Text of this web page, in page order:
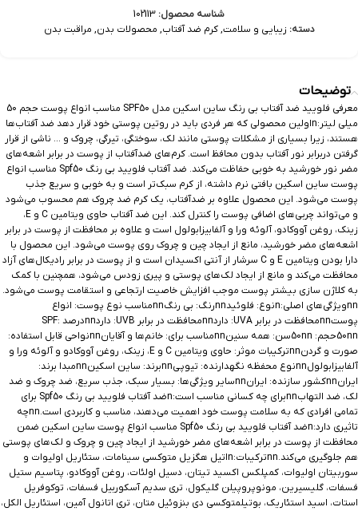
شناسه محصول: 102113
دسته: زیبایی و سلامت, کرم ضد آفتاب, محصولات بدن, مراقبت بدن
توضیحات
معرفی فلویید ضد آفتاب بی رنگ ساین اسکین مدل SPF50 مناسب انواع پوست حجم 50
میلی لیتر:nاولین محصولی که هر فردی باید در روتین پوستی خود قرار دهد ضد آفتاب‌ها
هستند، زیرا بسیاری از مشکلات پوستی مانند لک، سوختگی، تیرگی، چروک و … ناشی از قرار
گرفتن دربرابر نور آفتاب بدون محافظ است. کرم‌های ضدآفتاب از پوست در برابر اشعه‌های
مضر نور خورشید به خوبی حفاظت می‌کند. ضد آفتاب فلویید بی رنگ Spf50 مناسب انواع
پوست ساین اسکین بافتی نرم داشته، از کرم سبک‌تر است و به خوبی و سریع جذب
پوست می‌شود. این محصول علاوه بر ضدآفتاب، یک کرم ضد چروک هم محسوب می‌شود
و می‌تواند چربی‌های اضافی پوست را کنترل کند. این ضد آفتاب حاوی ویتامین C و E،
زینک، روغن آووکادو، آلوئه ورا و آلفابیزابولول است و علاوه بر محافظت از پوست در برابر
اشعه‌های مضر خورشید، مانع از ایجاد چین و چروک روی پوست می‌شود. این محصول با
دارا بودن ویتامین E و C سرشار از آنتی اکسیدان است و از پوست در برابر رادیکال‌های آزاد
محافظت می‌کند و مانع از ایجاد لک‌های پوستی و پیری زودس می‌شود، همچنین با کمک
به کلاژن سازی بیشتر پوست موجب افزایش خاصیت ارتجاعی و استقامت پوست می‌شود.
nnویژگی‌های اصلی:nنوع: فلوئیدnnرنگ: بی رنگnnمناسب نوع پوست: انواع
پوستnnمحافظت در برابر UVA: داردnnمحافظت در برابر UVB: داردnnدرصد SPF:
50nnحجم: 50nnسن: همه سنینnnمناسب برای: خانم‌ها و آقایانnnنواحی قابل استفاده:
صورت و گردنnnترکیبات موثر: حاوی ویتامین C و E، زینک، روغن آووکادو و آلوئه ورا و
آلفابیزابولولnnنوع محفظه نگهدارنده: تیوپیnnبرند: ساین اسکینnnمبدا برند:
ایرانnnکشور سازنده: ایرانnnسایر ویژگی‌ها: بسیار سبک، جذب سریع، ضد چروک و ضد
لک، ضد التهابnnبرای چه کسانی مناسب است:nضد آفتاب فلویید بی رنگ Spf50 برای
تمامی افرادی که به سلامت پوست خود اهمیت می‌دهند، مناسب و کاربردی است.nnچه
تاثیری دارد:nضد آفتاب فلویید بی رنگ Spf50 مناسب انواع پوست ساین اسکین ضمن
محافظت از پوست در برابر اشعه‌های مضر خورشید از ایجاد چین و چروک و لک‌های پوستی
هم جلوگیری می‌کند.nnترکیبات:nاتیل هگزیل متوکسی سینامات، ستئاریل اولیوات و
سوربیتان اولیوات، کمپلکس اکسید تیتان، دسیل اولئات، روغن آووکادو، پتاسیم ستیل
فسفات، گلیسیرین، مونوپروپیلن گلیکول، تری سدیم آسکوربیل فسفات، توکوفریل
استات، اسید استئاریک، بوتیلمتوکسی دی بنزوئیل متان، تری اتانول آمین، استئاریل الکل،